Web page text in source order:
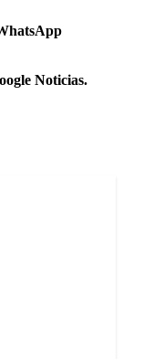
Noticias.